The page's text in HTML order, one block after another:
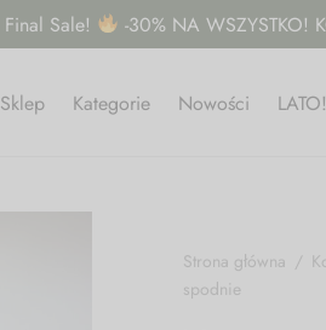
Final Sale! -30% NA WSZYSTKO!
Sklep Kategorie Nowości LATO!
Strona główna /
spodnie